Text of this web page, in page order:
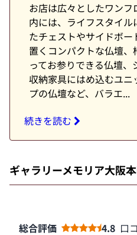
お店は広々としたワンフ
内には、ライフスタイル
たチェストやサイドボー
置くコンパクトな仏壇、
ってお参りできる仏壇、
収納家具にはめ込むユニ
プの仏壇など、バラエ...
続きを読む
ギャラリーメモリア大阪
総合評価 4.8 口